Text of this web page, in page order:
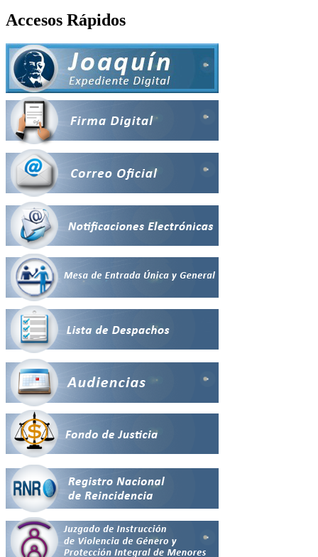
Accesos Rápidos